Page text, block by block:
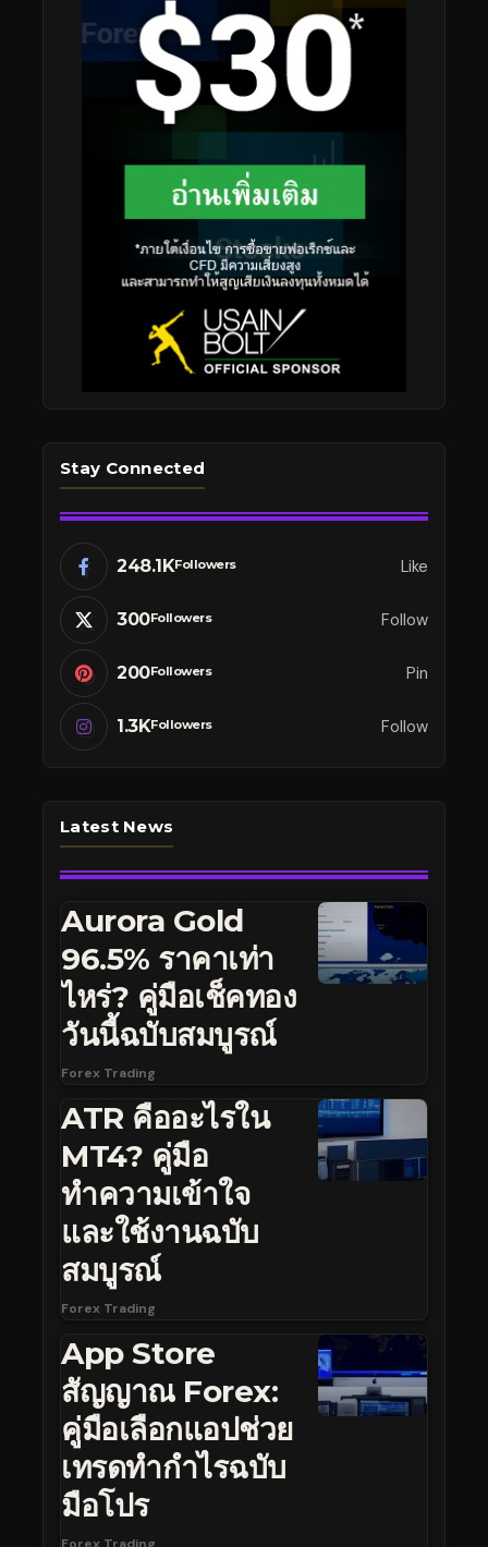
Stay Connected
248.1KFollowers Like
300Followers Follow
200Followers Pin
1.3KFollowers Follow
Latest News
Aurora Gold
96.5% ราคาเท่า
ไหร่? คู่มือเช็คทอง
วันนี้ฉบับสมบูรณ์
Forex Trading
ATR คืออะไรใน
MT4? คู่มือ
ทำความเข้าใจ
และใช้งานฉบับ
สมบูรณ์
Forex Trading
App Store
สัญญาณ Forex:
คู่มือเลือกแอปช่วย
เทรดทำกำไรฉบับ
มือโปร